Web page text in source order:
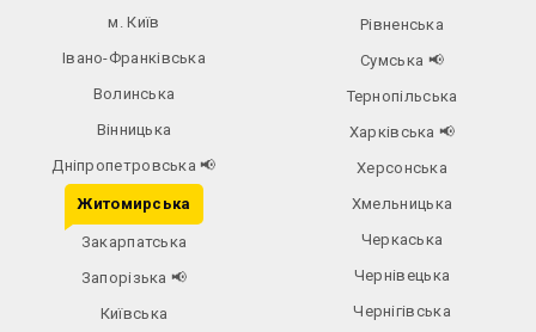
м. Київ
Івано-Франківська
Волинська
Вінницька
Дніпропетровська📢
Житомирська
Закарпатська
Запорізька 📢
Київська
Рівненська
Сумська 📢
Тернопільська
Харківська 📢
Херсонська
Хмельницька
Черкаська
Чернівецька
Чернігівська